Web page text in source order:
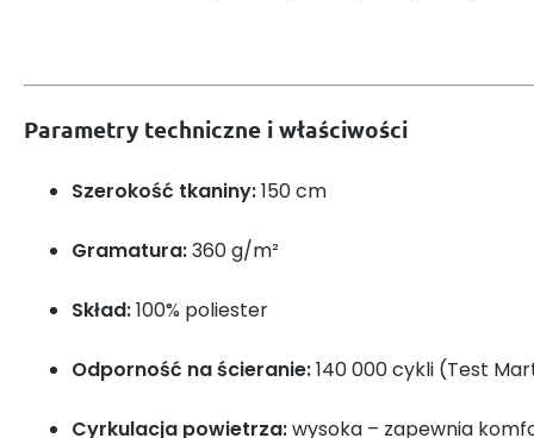
Parametry techniczne i właściwości
Szerokość tkaniny:150 cm
Gramatura:360 g/m²
Skład:100% poliester
Odporność na ścieranie:140 000 cykli (Test
Cyrkulacja powietrza:wysoka – zapewnia